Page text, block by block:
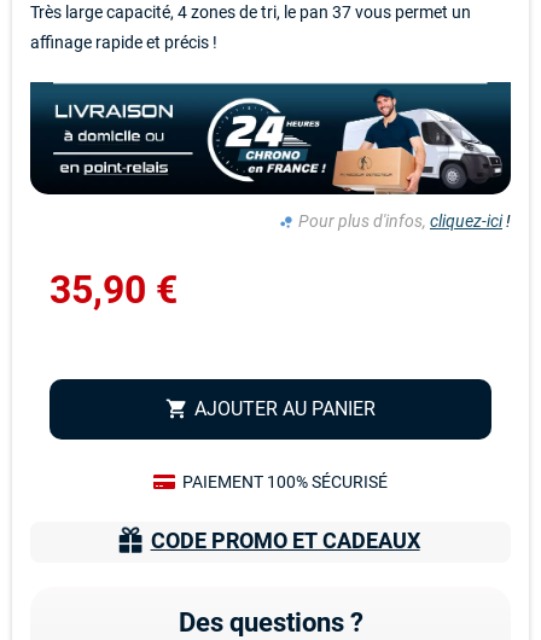
Très large capacité, 4 zones de tri, le pan 37 vous permet un
affinage rapide et précis !
bubble_chart Pour plus d'infos, cliquez-ici!
35,90 €
shopping_cart AJOUTER AU PANIER
PAIEMENT 100% SÉCURISÉ
CODE PROMO ET CADEAUX
Des questions ?